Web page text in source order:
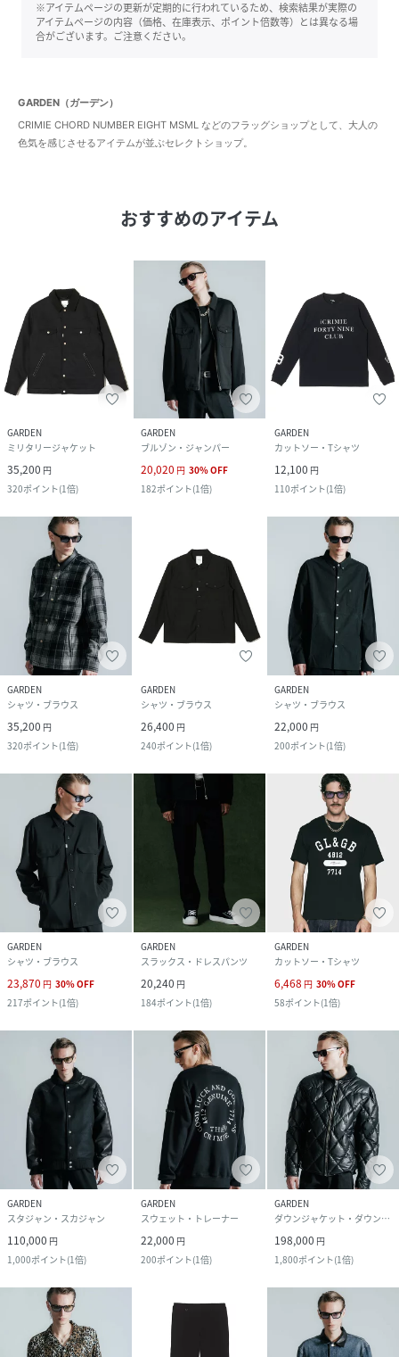
※アイテムページの更新が定期的に行われているため、検索結果が実際の
アイテムページの内容（価格、在庫表示、ポイント倍数等）とは異なる場
合がございます。ご注意ください。
GARDEN（ガーデン）
CRIMIE CHORD NUMBER EIGHT MSML などのフラッグショップとして、大人の
色気を感じさせるアイテムが並ぶセレクトショップ。
おすすめのアイテム
GARDEN
ミリタリージャケット
35,200 円
320ポイント(1倍)
GARDEN
ブルゾン・ジャンパー
20,020 円 30%OFF
182ポイント(1倍)
GARDEN
カットソー・Tシャツ
12,100 円
110ポイント(1倍)
GARDEN
シャツ・ブラウス
35,200 円
320ポイント(1倍)
GARDEN
シャツ・ブラウス
26,400 円
240ポイント(1倍)
GARDEN
シャツ・ブラウス
22,000 円
200ポイント(1倍)
GARDEN
シャツ・ブラウス
23,870 円 30%OFF
217ポイント(1倍)
GARDEN
スラックス・ドレスパンツ
20,240 円
184ポイント(1倍)
GARDEN
カットソー・Tシャツ
6,468 円 30%OFF
58ポイント(1倍)
GARDEN
スタジャン・スカジャン
110,000 円
1,000ポイント(1倍)
GARDEN
スウェット・トレーナー
22,000 円
200ポイント(1倍)
GARDEN
ダウンジャケット・ダウンベスト
198,000 円
1,800ポイント(1倍)